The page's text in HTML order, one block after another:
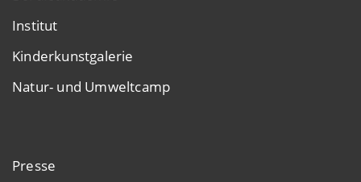
Institut
Kinderkunstgalerie
Natur- und Umweltcamp
Presse